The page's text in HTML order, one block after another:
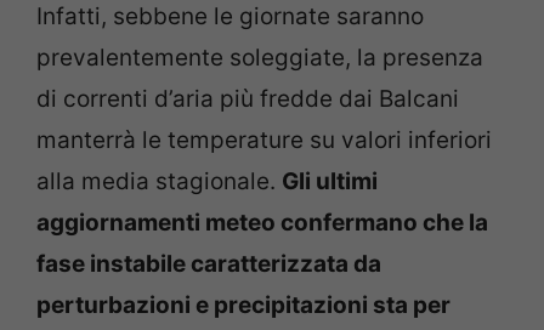
Infatti, sebbene le giornate saranno
prevalentemente soleggiate, la presenza
di correnti d’aria più fredde dai Balcani
manterrà le temperature su valori inferiori
alla media stagionale. Gli ultimi
aggiornamenti meteo confermano che la
fase instabile caratterizzata da
perturbazioni e precipitazioni sta per